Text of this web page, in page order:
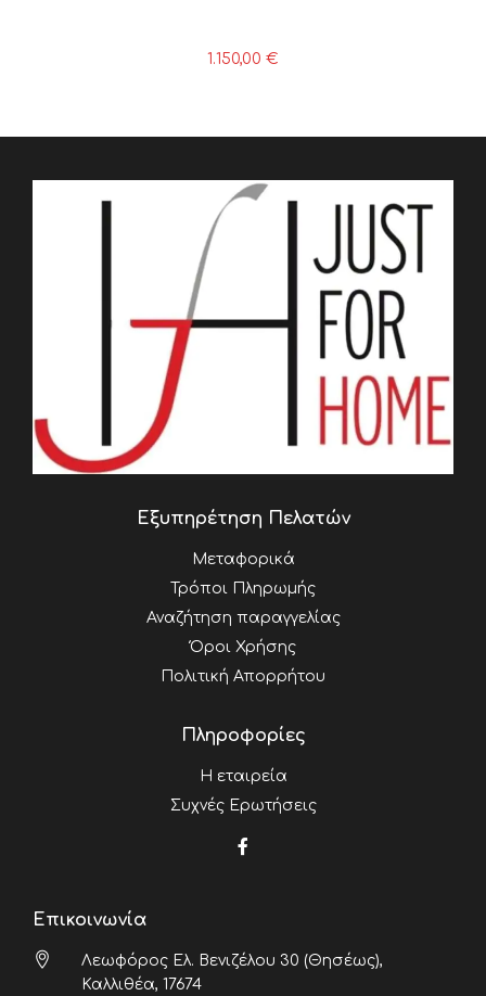
1.150,00 €
Εξυπηρέτηση Πελατών
Μεταφορικά
Τρόποι Πληρωμής
Αναζήτηση παραγγελίας
Όροι Χρήσης
Πολιτική Απορρήτου
Πληροφορίες
Η εταιρεία
Συχνές Ερωτήσεις
Επικοινωνία
Λεωφόρος Ελ. Βενιζέλου 30 (Θησέως),
Καλλιθέα, 17674